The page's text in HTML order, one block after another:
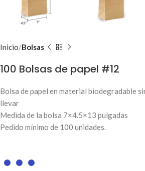
Inicio Bolsas
100 Bolsas de papel #12
Bolsa de papel en material biodegradable
llevar
Medida de la bolsa 7×4.5×13 pulgadas
Pedido mínimo de 100 unidades.